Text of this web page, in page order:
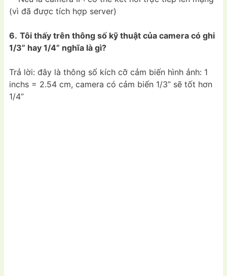
(vì đã được tích hợp server)
6. Tôi thấy trên thông số kỹ thuật của camera có ghi
1/3” hay 1/4” nghĩa là gì?
Trả lời: đây là thông số kích cỡ cảm biến hình ảnh: 1
inchs = 2.54 cm, camera có cảm biến 1/3” sẽ tốt hơn
1/4”